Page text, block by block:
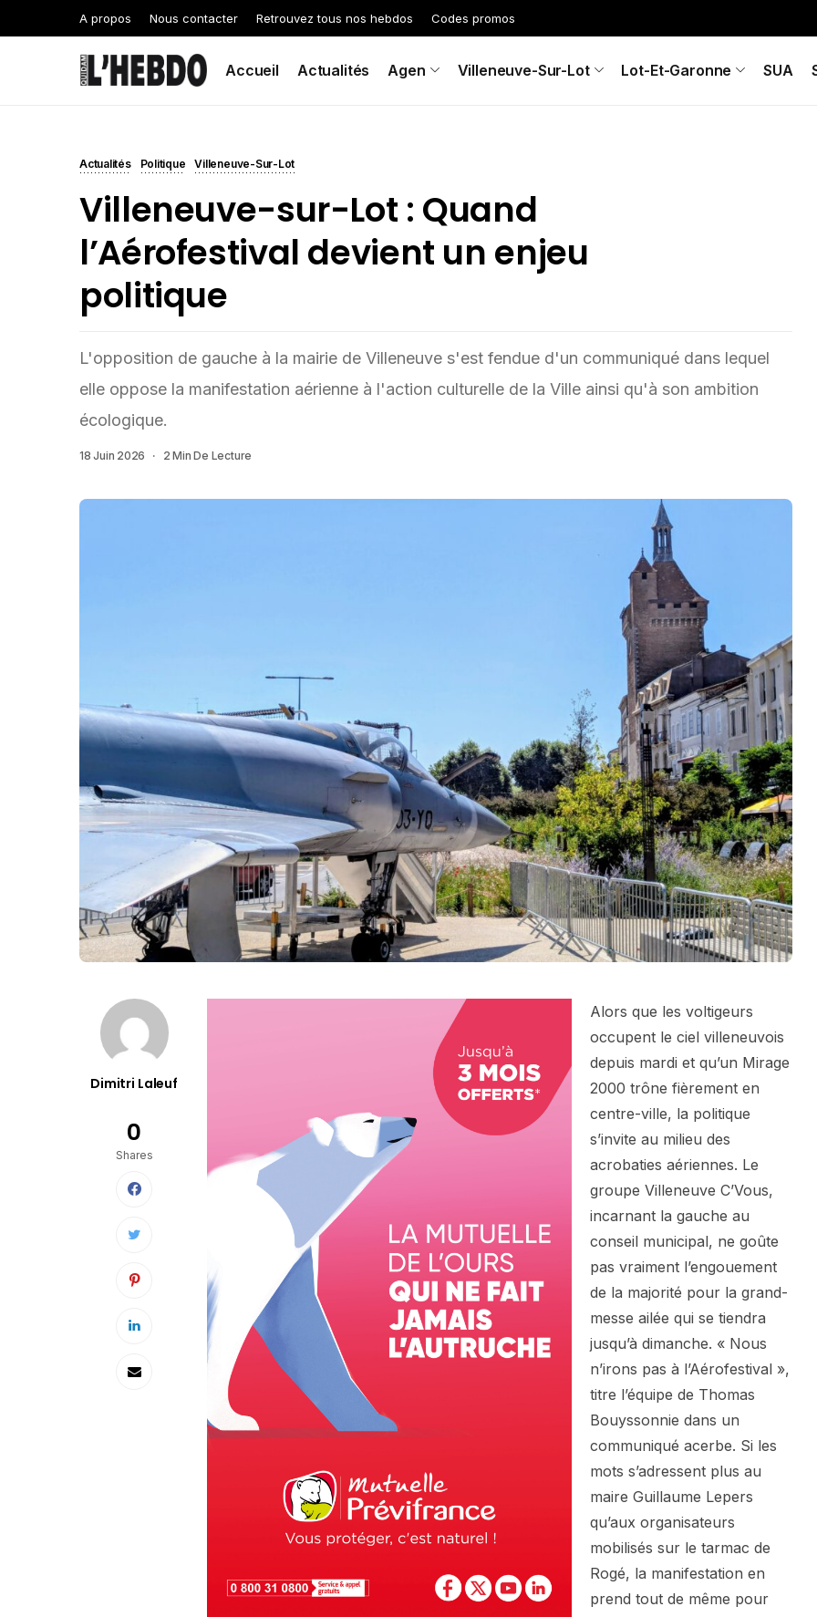
A propos Nous contacter Retrouvez tous nos hebdos Codes promos
Accueil Actualités Agen Villeneuve-Sur-Lot Lot-Et-Garonne SUA
Actualités Politique Villeneuve-Sur-Lot
Villeneuve-sur-Lot : Quand
l’Aérofestival devient un enjeu
politique
L'opposition de gauche à la mairie de Villeneuve s'est fendue d'un communiqué dans lequel
elle oppose la manifestation aérienne à l'action culturelle de la Ville ainsi qu'à son ambition
écologique.
18 Juin 2026 2 Min De Lecture
Dimitri Laleuf
0
Shares
Alors que les voltigeurs
occupent le ciel villeneuvois
depuis mardi et qu’un Mirage
2000 trône fièrement en
centre-ville, la politique
s’invite au milieu des
acrobaties aériennes. Le
groupe Villeneuve C’Vous,
incarnant la gauche au
conseil municipal, ne goûte
pas vraiment l’engouement
de la majorité pour la grand-
messe ailée qui se tiendra
jusqu’à dimanche. « Nous
n’irons pas à l’Aérofestival »,
titre l’équipe de Thomas
Bouyssonnie dans un
communiqué acerbe. Si les
mots s’adressent plus au
maire Guillaume Lepers
qu’aux organisateurs
mobilisés sur le tarmac de
Rogé, la manifestation en
prend tout de même pour